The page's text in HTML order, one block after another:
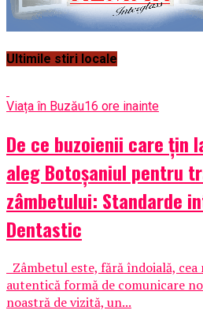
Ultimile stiri locale
Viața în Buzău16 ore inainte
De ce buzoienii care țin
aleg Botoșaniul pentru
zâmbetului: Standarde
Dentastic
Zâmbetul este, fără îndoială,
autentică formă de comunicare
noastră de vizită, un...